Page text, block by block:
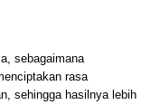
sebagaimana
rasa
sehingga hasilnya lebih